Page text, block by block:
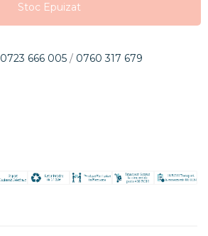
Stoc Epuizat
Stoc Epuizat
0723 666 005 / 0760 317 679